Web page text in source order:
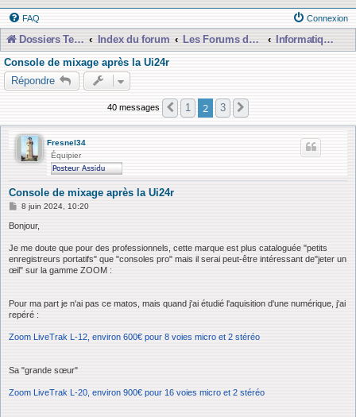
FAQ Connexion
Dossiers Techniques Index du forum Les Forums de Discussions
Informatique, Consoles Numériques et MAO
Console de mixage après la Ui24r
Répondre
40 messages Précédente
1 2 3
Fresnel34
Équipier
Console de mixage après la Ui24r
M
s
g
e
8 juin 2024, 10:20
Bonjour,
Je me doute que pour des professionnels, cette marque est plus cataloguée "petits
enregistreurs portatifs" que "consoles pro" mais il serai peut-être intéressant de"jeter un
œil" sur la gamme ZOOM :
Pour ma part je n'ai pas ce matos, mais quand j'ai étudié l'aquisition d'une numérique, j'ai
repéré :
Zoom LiveTrak L-12, environ 600€ pour 8 voies micro et 2 stéréo
Sa "grande sœur"
Zoom LiveTrak L-20, environ 900€ pour 16 voies micro et 2 stéréo